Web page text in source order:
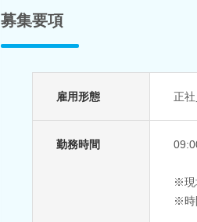
募集要項
雇用形態 正
勤務時間
※現
※時